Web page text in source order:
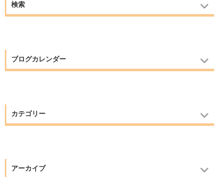
検索
ブログカレンダー
カテゴリー
アーカイブ